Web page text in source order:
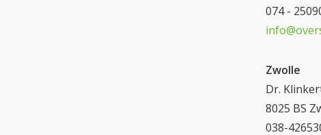
074 -
Zwolle
Dr.
8025 BS
038-